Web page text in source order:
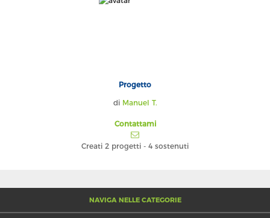
Progetto
di Manuel T.
Contattami
Creati 2 progetti - 4 sostenuti
NAVIGA NELLE CATEGORIE